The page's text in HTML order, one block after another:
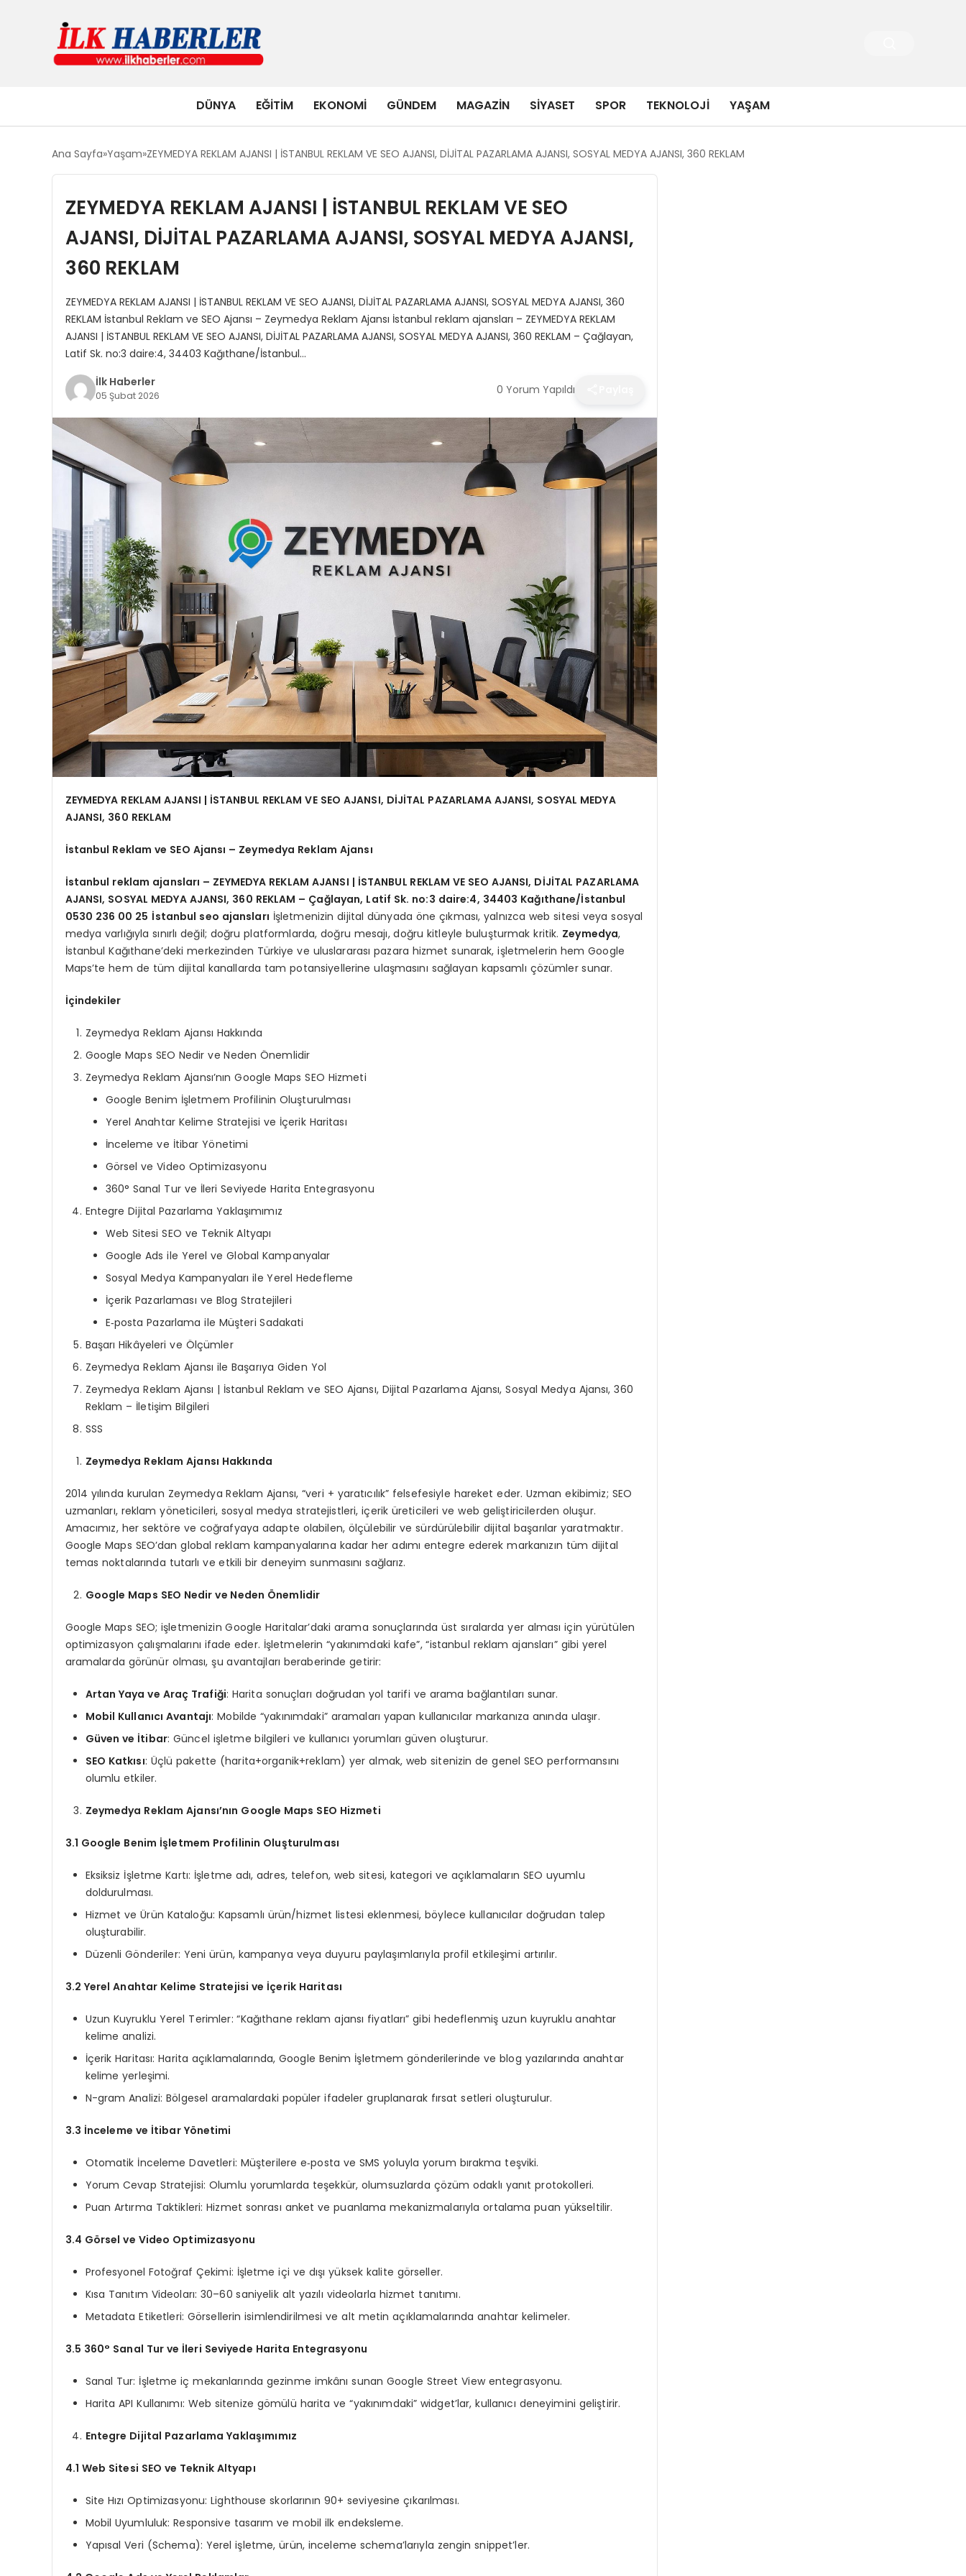
DÜNYA EĞITIM EKONOMI GÜNDEM MAGAZIN SIYASET SPOR TEKNOLOJI YAŞAM
Ana Sayfa Yaşam ZEYMEDYA REKLAM AJANSI | İSTANBUL REKLAM VE SEO AJANSI, DİJİTAL PAZARLAMA AJANSI, SOSYAL MEDYA AJANSI, 360 REKLAM
ZEYMEDYA REKLAM AJANSI | İSTANBUL REKLAM VE SEO
AJANSI, DİJİTAL PAZARLAMA AJANSI, SOSYAL MEDYA AJANSI,
360 REKLAM
ZEYMEDYA REKLAM AJANSI | İSTANBUL REKLAM VE SEO AJANSI, DİJİTAL PAZARLAMA AJANSI, SOSYAL MEDYA AJANSI, 360
REKLAM İstanbul Reklam ve SEO Ajansı – Zeymedya Reklam Ajansı İstanbul reklam ajansları – ZEYMEDYA REKLAM
AJANSI | İSTANBUL REKLAM VE SEO AJANSI, DİJİTAL PAZARLAMA AJANSI, SOSYAL MEDYA AJANSI, 360 REKLAM – Çağlayan,
Latif Sk. no:3 daire:4, 34403 Kağıthane/İstanbul…
İlk Haberler
05 Şubat 2026 0 Yorum Yapıldı
ZEYMEDYA REKLAM AJANSI | İSTANBUL REKLAM VE SEO AJANSI, DİJİTAL PAZARLAMA AJANSI, SOSYAL MEDYA
AJANSI, 360 REKLAM
İstanbul Reklam ve SEO Ajansı – Zeymedya Reklam Ajansı
İstanbul reklam ajansları – ZEYMEDYA REKLAM AJANSI | İSTANBUL REKLAM VE SEO AJANSI, DİJİTAL PAZARLAMA
AJANSI, SOSYAL MEDYA AJANSI, 360 REKLAM – Çağlayan, Latif Sk. no:3 daire:4, 34403 Kağıthane/İstanbul
0530 236 00 25 İstanbul seo ajansları İşletmenizin dijital dünyada öne çıkması, yalnızca web sitesi veya sosyal
medya varlığıyla sınırlı değil; doğru platformlarda, doğru mesajı, doğru kitleyle buluşturmak kritik. Zeymedya,
İstanbul Kağıthane’deki merkezinden Türkiye ve uluslararası pazara hizmet sunarak, işletmelerin hem Google
Maps’te hem de tüm dijital kanallarda tam potansiyellerine ulaşmasını sağlayan kapsamlı çözümler sunar.
İçindekiler
Zeymedya Reklam Ajansı Hakkında
Google Maps SEO Nedir ve Neden Önemlidir
Zeymedya Reklam Ajansı’nın Google Maps SEO Hizmeti
Google Benim İşletmem Profilinin Oluşturulması
Yerel Anahtar Kelime Stratejisi ve İçerik Haritası
İnceleme ve İtibar Yönetimi
Görsel ve Video Optimizasyonu
360° Sanal Tur ve İleri Seviyede Harita Entegrasyonu
Entegre Dijital Pazarlama Yaklaşımımız
Web Sitesi SEO ve Teknik Altyapı
Google Ads ile Yerel ve Global Kampanyalar
Sosyal Medya Kampanyaları ile Yerel Hedefleme
İçerik Pazarlaması ve Blog Stratejileri
E‑posta Pazarlama ile Müşteri Sadakati
Başarı Hikâyeleri ve Ölçümler
Zeymedya Reklam Ajansı ile Başarıya Giden Yol
Zeymedya Reklam Ajansı | İstanbul Reklam ve SEO Ajansı, Dijital Pazarlama Ajansı, Sosyal Medya Ajansı, 360
Reklam – İletişim Bilgileri
SSS
Zeymedya Reklam Ajansı Hakkında
2014 yılında kurulan Zeymedya Reklam Ajansı, “veri + yaratıcılık” felsefesiyle hareket eder. Uzman ekibimiz; SEO
uzmanları, reklam yöneticileri, sosyal medya stratejistleri, içerik üreticileri ve web geliştiricilerden oluşur.
Amacımız, her sektöre ve coğrafyaya adapte olabilen, ölçülebilir ve sürdürülebilir dijital başarılar yaratmaktır.
Google Maps SEO’dan global reklam kampanyalarına kadar her adımı entegre ederek markanızın tüm dijital
temas noktalarında tutarlı ve etkili bir deneyim sunmasını sağlarız.
Google Maps SEO Nedir ve Neden Önemlidir
Google Maps SEO; işletmenizin Google Haritalar’daki arama sonuçlarında üst sıralarda yer alması için yürütülen
optimizasyon çalışmalarını ifade eder. İşletmelerin “yakınımdaki kafe”, “istanbul reklam ajansları” gibi yerel
aramalarda görünür olması, şu avantajları beraberinde getirir:
Artan Yaya ve Araç Trafiği: Harita sonuçları doğrudan yol tarifi ve arama bağlantıları sunar.
Mobil Kullanıcı Avantajı: Mobilde “yakınımdaki” aramaları yapan kullanıcılar markanıza anında ulaşır.
Güven ve İtibar: Güncel işletme bilgileri ve kullanıcı yorumları güven oluşturur.
SEO Katkısı: Üçlü pakette (harita+organik+reklam) yer almak, web sitenizin de genel SEO performansını
olumlu etkiler.
Zeymedya Reklam Ajansı’nın Google Maps SEO Hizmeti
3.1 Google Benim İşletmem Profilinin Oluşturulması
Eksiksiz İşletme Kartı: İşletme adı, adres, telefon, web sitesi, kategori ve açıklamaların SEO uyumlu
doldurulması.
Hizmet ve Ürün Kataloğu: Kapsamlı ürün/hizmet listesi eklenmesi, böylece kullanıcılar doğrudan talep
oluşturabilir.
Düzenli Gönderiler: Yeni ürün, kampanya veya duyuru paylaşımlarıyla profil etkileşimi artırılır.
3.2 Yerel Anahtar Kelime Stratejisi ve İçerik Haritası
Uzun Kuyruklu Yerel Terimler: “Kağıthane reklam ajansı fiyatları” gibi hedeflenmiş uzun kuyruklu anahtar
kelime analizi.
İçerik Haritası: Harita açıklamalarında, Google Benim İşletmem gönderilerinde ve blog yazılarında anahtar
kelime yerleşimi.
N-gram Analizi: Bölgesel aramalardaki popüler ifadeler gruplanarak fırsat setleri oluşturulur.
3.3 İnceleme ve İtibar Yönetimi
Otomatik İnceleme Davetleri: Müşterilere e‑posta ve SMS yoluyla yorum bırakma teşviki.
Yorum Cevap Stratejisi: Olumlu yorumlarda teşekkür, olumsuzlarda çözüm odaklı yanıt protokolleri.
Puan Artırma Taktikleri: Hizmet sonrası anket ve puanlama mekanizmalarıyla ortalama puan yükseltilir.
3.4 Görsel ve Video Optimizasyonu
Profesyonel Fotoğraf Çekimi: İşletme içi ve dışı yüksek kalite görseller.
Kısa Tanıtım Videoları: 30–60 saniyelik alt yazılı videolarla hizmet tanıtımı.
Metadata Etiketleri: Görsellerin isimlendirilmesi ve alt metin açıklamalarında anahtar kelimeler.
3.5 360° Sanal Tur ve İleri Seviyede Harita Entegrasyonu
Sanal Tur: İşletme iç mekanlarında gezinme imkânı sunan Google Street View entegrasyonu.
Harita API Kullanımı: Web sitenize gömülü harita ve “yakınımdaki” widget’lar, kullanıcı deneyimini geliştirir.
Entegre Dijital Pazarlama Yaklaşımımız
4.1 Web Sitesi SEO ve Teknik Altyapı
Site Hızı Optimizasyonu: Lighthouse skorlarının 90+ seviyesine çıkarılması.
Mobil Uyumluluk: Responsive tasarım ve mobil ilk endeksleme.
Yapısal Veri (Schema): Yerel işletme, ürün, inceleme schema’larıyla zengin snippet’ler.